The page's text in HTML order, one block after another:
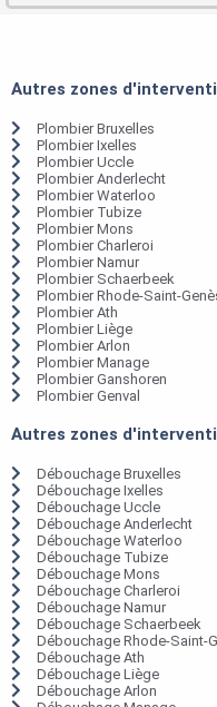
Autres zones
Plombier Bruxelles
Plombier Ixelles
Plombier Uccle
Plombier Anderlecht
Plombier Waterloo
Plombier Tubize
Plombier Mons
Plombier Charleroi
Plombier Namur
Plombier Schaerbeek
Plombier Rhode-Saint-
Plombier Ath
Plombier Liège
Plombier Arlon
Plombier Manage
Plombier Ganshoren
Plombier Genval
Autres zones
Débouchage Bruxelles
Débouchage Ixelles
Débouchage Uccle
Débouchage Anderlecht
Débouchage Waterloo
Débouchage Tubize
Débouchage Mons
Débouchage Charleroi
Débouchage Namur
Débouchage Schaerbeek
Débouchage Rhode-Saint-
Débouchage Ath
Débouchage Liège
Débouchage Arlon